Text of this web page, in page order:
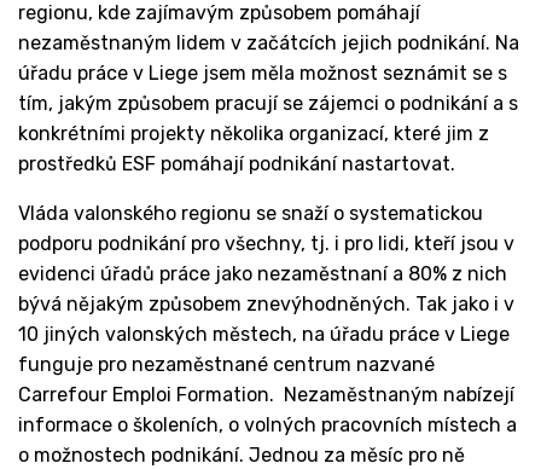
regionu, kde zajímavým způsobem pomáhají
nezaměstnaným lidem v začátcích jejich podnikání. Na
úřadu práce v Liege jsem měla možnost seznámit se s
tím, jakým způsobem pracují se zájemci o podnikání a s
konkrétními projekty několika organizací, které jim z
prostředků ESF pomáhají podnikání nastartovat.
Vláda valonského regionu se snaží o systematickou
podporu podnikání pro všechny, tj. i pro lidi, kteří jsou v
evidenci úřadů práce jako nezaměstnaní a 80% z nich
bývá nějakým způsobem znevýhodněných. Tak jako i v
10 jiných valonských městech, na úřadu práce v Liege
funguje pro nezaměstnané centrum nazvané
Carrefour Emploi Formation. Nezaměstnaným nabízejí
informace o školeních, o volných pracovních místech a
o možnostech podnikání. Jednou za měsíc pro ně